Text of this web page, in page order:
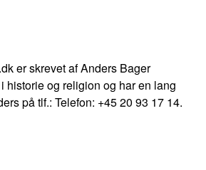
er skrevet af Anders Bager
historie og religion og har en lang
på tlf.: Telefon: +45 20 93 17 14.